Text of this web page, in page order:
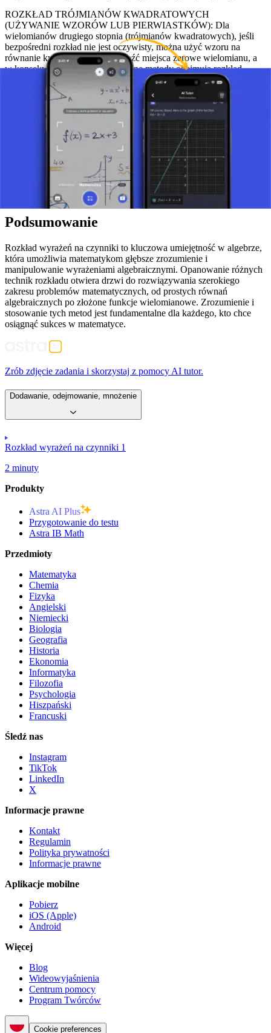
ROZKŁAD TRÓJMIANÓW KWADRATOWYCH
(UŻYWANIE WZORÓW LUB PIERWIASTKÓW): Dla
wielomianów drugiego stopnia (trójmianów kwadratowych), jeśli
bezpośredni rozkład nie jest oczywisty, można użyć wzoru na
równanie kwadratowe, aby znaleźć miejsca zerowe wielomianu, a
w konsekwencji jego czynniki. Inne metody obejmują rozkład
trójmianów postaci x^2 + bx + c. Przykład (Różnica kwadratów):
x^2 - 9 = (x - 3)(x + 3). Przykład (Pełny kwadrat trójmianu): x^2 +
6x + 9 = (x + 3)^2
Znaczenie i zastosowania
Rozkład wyrażeń na czynniki jest niezbędny do rozwiązywania
równań algebraicznych, analizowania funkcji i upraszczania
złożonych wyrażeń. Ta technika pozwala również na lepsze
zrozumienie struktury wyrażeń algebraicznych, co jest ważne w
dalszej nauce matematyki i zastosowaniach.
Podsumowanie
Rozkład wyrażeń na czynniki to kluczowa umiejętność w algebrze,
która umożliwia matematykom głębsze zrozumienie i
manipulowanie wyrażeniami algebraicznymi. Opanowanie różnych
technik rozkładu otwiera drzwi do rozwiązywania szerokiego
zakresu problemów matematycznych, od prostych równań
algebraicznych po złożone funkcje wielomianowe. Zrozumienie i
stosowanie tych metod jest fundamentalne dla każdego, kto chce
osiągnąć sukces w matematyce.
Zrób zdjęcie zadania i skorzystaj z pomocy AI tutor.
Dodawanie, odejmowanie, mnożenie
Rozkład wyrażeń na czynniki 1
2 minuty
Produkty
Astra AI Plus
Przygotowanie do testu
Astra IB Math
Przedmioty
Matematyka
Chemia
Fizyka
Angielski
Niemiecki
Biologia
Geografia
Historia
Ekonomia
Informatyka
Filozofia
Psychologia
Hiszpański
Francuski
Śledź nas
Instagram
TikTok
LinkedIn
X
Informacje prawne
Kontakt
Regulamin
Polityka prywatności
Informacje prawne
Aplikacje mobilne
Pobierz
iOS (Apple)
Android
Więcej
Blog
Wideowyjaśnienia
Centrum pomocy
Program Twórców
Cookie preferences